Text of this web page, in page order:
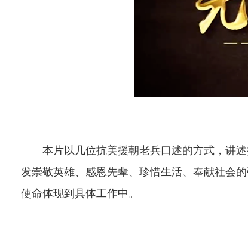
本片以几位抗美援朝老兵口述的方式，讲述
发崇敬英雄、感恩先辈、珍惜生活、奉献社会
使命体现到具体工作中。